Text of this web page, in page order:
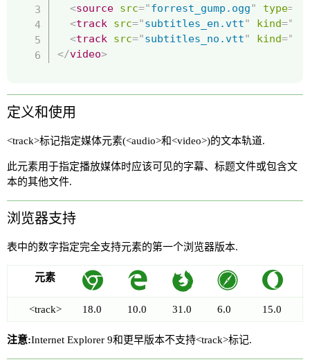
<source src="forrest_gump.ogg" type=
<track src="subtitles_en.vtt" kind="
<track src="subtitles_no.vtt" kind="
</video>
定义和使用
<track>标记指定媒体元素(<audio>和<video>)的文本轨道.
此元素用于指定播放媒体时应该可见的字幕、标题文件或包含文
本的其他文件.
浏览器支持
表中的数字指定完全支持元素的第一个浏览器版本.
元素
<track> 18.0 10.0 31.0 6.0 15.0
注意:Internet Explorer 9和更早版本不支持<track>标记.